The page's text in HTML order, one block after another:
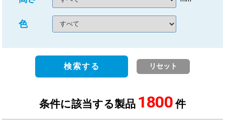
色
検索する リセット
条件に該当する製品 1800 件